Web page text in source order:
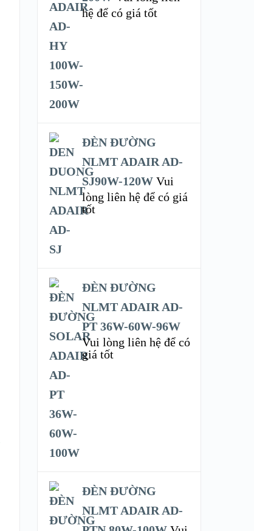
hệ để có giá tốt
ĐÈN ĐƯỜNG
NLMT ADAIR AD-
SJ90W-120W Vui
lòng liên hệ để có giá
tốt
ĐÈN ĐƯỜNG
NLMT ADAIR AD-
PT 36W-60W-96W
Vui lòng liên hệ để có
giá tốt
ĐÈN ĐƯỜNG
NLMT ADAIR AD-